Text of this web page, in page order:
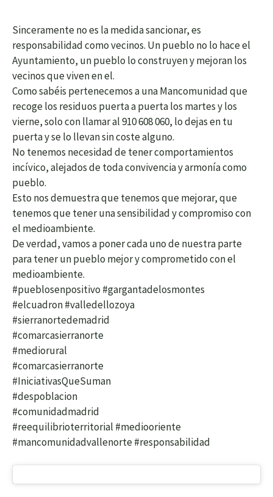
Sinceramente no es la medida sancionar, es
responsabilidad como vecinos. Un pueblo no lo hace el
Ayuntamiento, un pueblo lo construyen y mejoran los
vecinos que viven en el.
Como sabéis pertenecemos a una Mancomunidad que
recoge los residuos puerta a puerta los martes y los
vierne, solo con llamar al 910 608 060, lo dejas en tu
puerta y se lo llevan sin coste alguno.
No tenemos necesidad de tener comportamientos
incívico, alejados de toda convivencia y armonía como
pueblo.
Esto nos demuestra que tenemos que mejorar, que
tenemos que tener una sensibilidad y compromiso con
el medioambiente.
De verdad, vamos a poner cada uno de nuestra parte
para tener un pueblo mejor y comprometido con el
medioambiente.
#pueblosenpositivo #gargantadelosmontes
#elcuadron #valledellozoya
#sierranortedemadrid
#comarcasierranorte
#mediorural
#comarcasierranorte
#IniciativasQueSuman
#despoblacion
#comunidadmadrid
#reequilibrioterritorial #mediooriente
#mancomunidadvallenorte #responsabilidad